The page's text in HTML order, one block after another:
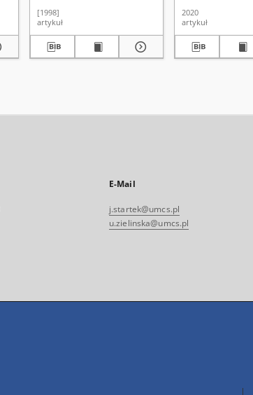
[1998]
artykuł
2020
artykuł
E-Mail
j.startek@umcs.pl
u.zielinska@umcs.pl